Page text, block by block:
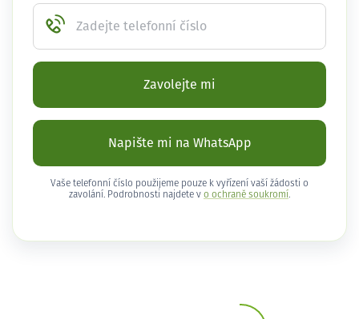
Zadejte telefonní číslo
Zavolejte mi
Napište mi na WhatsApp
Vaše telefonní číslo použijeme pouze k vyřízení vaší žádosti o
zavolání. Podrobnosti najdete v o ochraně soukromí .